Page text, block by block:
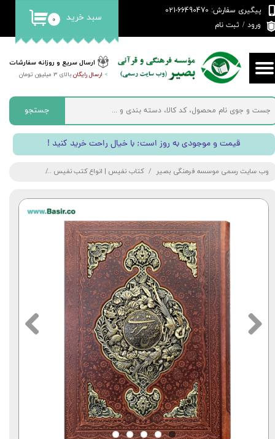
ارسال سریع و روزانه سفارشات
> ارسال رایگانبالای 3 میلیون تومان
پیگیری سفارش: 66490470-021
ورود / ثبت نام
حساب کاربری من
تغییر گذر واژه
سفارشات
خروج از حساب کاربری
۰ سبد خرید
جستجو
! قیمت و موجودی به روز است; با خیال راحت خرید کنید
وب سایت رسمی موسسه فرهنگی بصیر کتاب نفیس | انواع کتب نفیس